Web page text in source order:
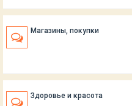
Магазины, покупки
Здоровье и красота